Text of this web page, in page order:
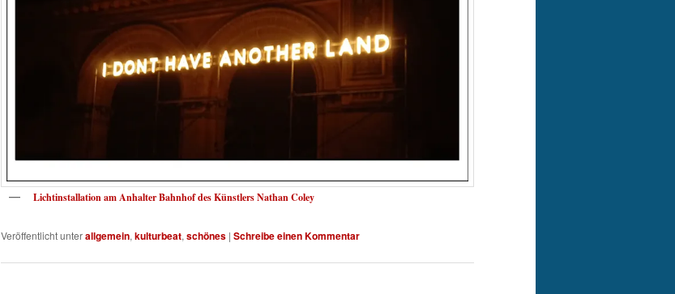
Lichtinstallation am Anhalter Bahnhof des Künstlers Nathan Coley
Veröffentlicht unterallgemein, kulturbeat, schönes | Schreibe einen Kommentar